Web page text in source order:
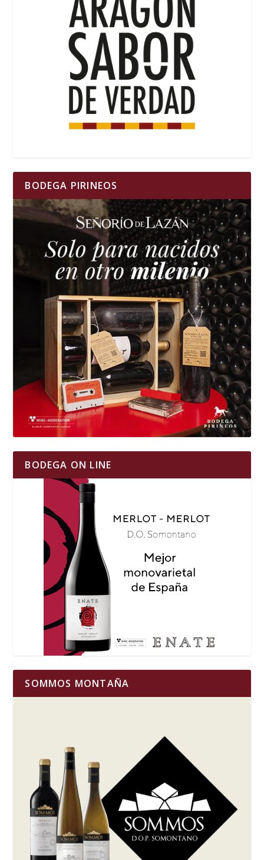
BODEGA PIRINEOS
BODEGA ON LINE
SOMMOS MONTAÑA